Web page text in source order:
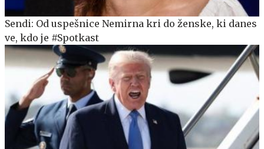
Sendi: Od uspešnice Nemirna kri do ženske, ki danes
ve, kdo je #Spotkast